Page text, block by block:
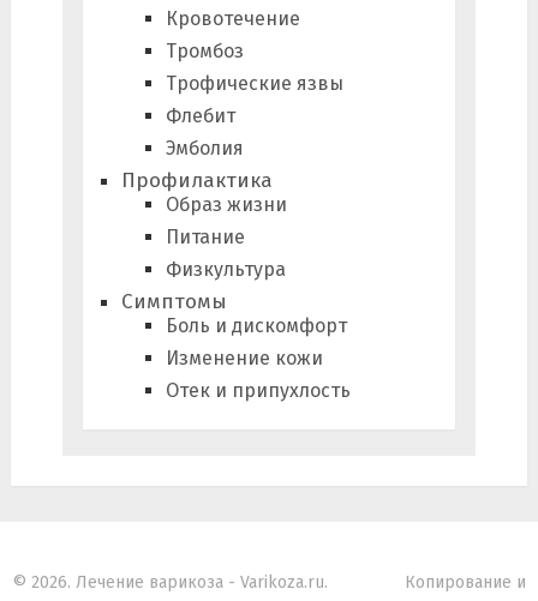
Кровотечение
Тромбоз
Трофические язвы
Флебит
Эмболия
Профилактика
Образ жизни
Питание
Физкультура
Симптомы
Боль и дискомфорт
Изменение кожи
Отек и припухлость
© 2026. Лечение варикоза - Varikoza.ru. Копирование и